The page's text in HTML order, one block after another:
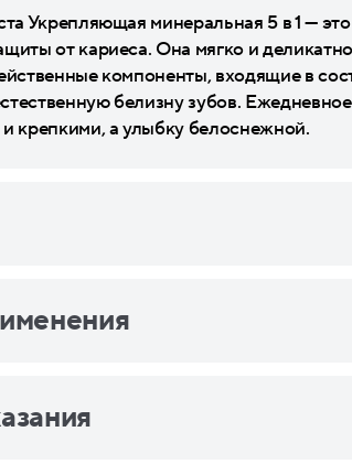
Укрепляющая минеральная 5 в 1 —
от кариеса. Она мягко и
компоненты, входящие в
белизну зубов.
крепкими, а улыбку белоснежной.